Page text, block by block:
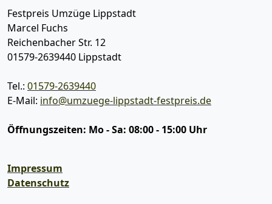
Festpreis Umzüge Lippstadt
Marcel Fuchs
Reichenbacher Str. 12
01579-2639440 Lippstadt
Tel.: 01579-2639440
E-Mail: info@umzuege-lippstadt-festpreis.de
Öffnungszeiten: Mo - Sa: 08:00 - 15:00 Uhr
Impressum
Datenschutz